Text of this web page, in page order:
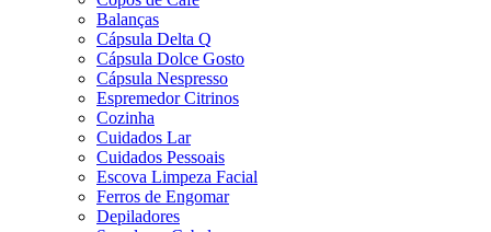
Balanças
Cápsula Delta Q
Cápsula Dolce Gosto
Cápsula Nespresso
Espremedor Citrinos
Cozinha
Cuidados Lar
Cuidados Pessoais
Escova Limpeza Facial
Ferros de Engomar
Depiladores